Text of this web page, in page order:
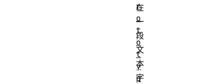
在
一
段
文
本
字
r
o
t
o
t
y
p